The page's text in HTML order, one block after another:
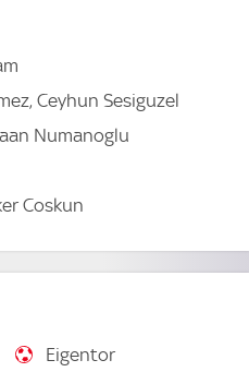
Ceyhun Sesiguzel
Numanoglu
Coskun
Eigentor